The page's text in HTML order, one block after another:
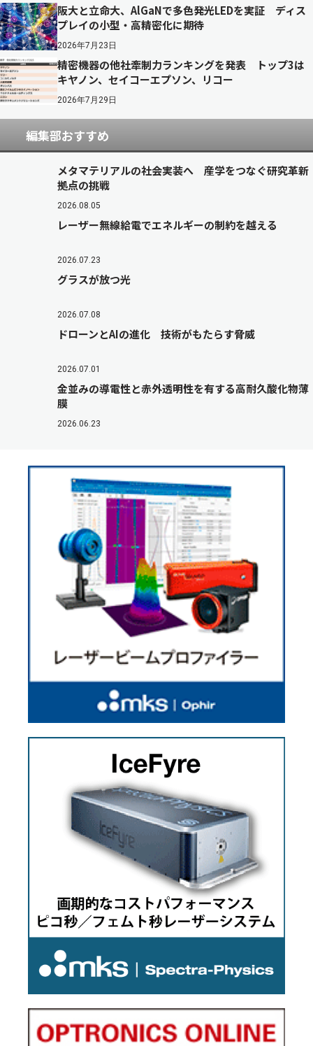
阪大と立命大、AlGaNで多色発光LEDを実証 ディス
プレイの小型・高精密化に期待
2026年7月23日
精密機器の他社牽制力ランキングを発表 トップ3は
キヤノン、セイコーエプソン、リコー
2026年7月29日
編集部おすすめ
メタマテリアルの社会実装へ 産学をつなぐ研究革新
拠点の挑戦
2026.08.05
レーザー無線給電でエネルギーの制約を越える
2026.07.23
グラスが放つ光
2026.07.08
ドローンとAIの進化 技術がもたらす脅威
2026.07.01
金並みの導電性と赤外透明性を有する高耐久酸化物薄
膜
2026.06.23